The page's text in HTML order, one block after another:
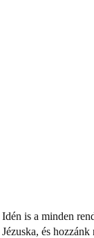
Idén is a minden
Jézuska, és